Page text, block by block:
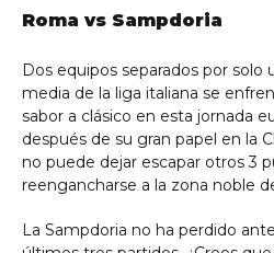
Roma vs Sampdoria
Dos equipos separados por solo
media de la liga italiana se
sabor a clásico en esta jornada
después de su gran papel en la
no puede dejar escapar otros 3
reengancharse a la zona noble
La Sampdoria no ha perdido